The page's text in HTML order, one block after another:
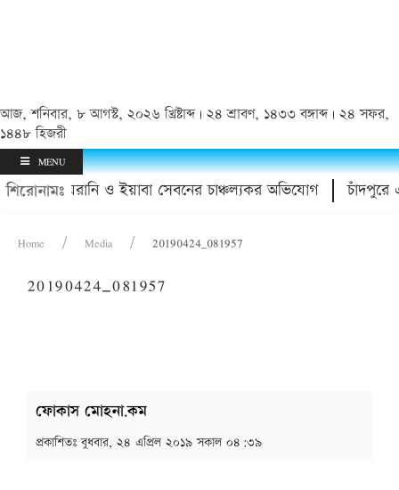
আজ, শনিবার, ৮ আগস্ট, ২০২৬ খ্রিষ্টাব্দ | ২৪ শ্রাবণ, ১৪৩৩ বঙ্গাব্দ | ২৪ সফর,
১৪৪৮ হিজরী
MENU
শিরোনামঃহয়রানি ও ইয়াবা সেবনের চাঞ্চল্যকর অভিযোগ চাঁদপুরে
Home Media 20190424_081957
20190424_081957
ফোকাস মোহনা.কম
প্রকাশিতঃবুধবার, ২৪ এপ্রিল ২০১৯ সকাল ০৪:৩৯